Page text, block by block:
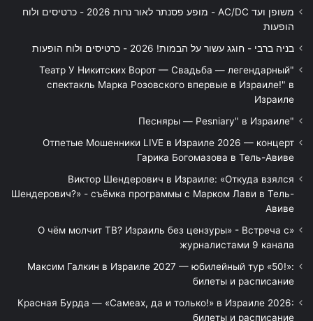
משופן ועד AC/DC - מופע פסנתר לאור נרות 2026 - כרטיסים ולוח
הופעות
בניה ברבי - חוגג עשור על הבמות! 2026 - כרטיסים ולוח הופעות
"Театр У Никитских Ворот — Свадьба — легендарный
спектакль Марка Розовского впервые в Израиле!" в
Израиле
"Песняры — Pesniary" в Израиле
Отпетые Мошенники LIVE в Израиле 2026 — концерт
Гарика Богомазова в Тель-Авиве
Виктор Шендерович в Израиле: «Откуда взялся
Шендерович?» - съёмка программы с Марком Лави в Тель-
Авиве
«О чём молчит ТВ? Израиль без цензуры» - Встреча с
журналистами 9 канала
Максим Галкин в Израиле 2027 — юбилейный тур «50!»:
билеты и расписание
Красная Бурда — «Самеах, да и только!» в Израиле 2026:
билеты и расписание